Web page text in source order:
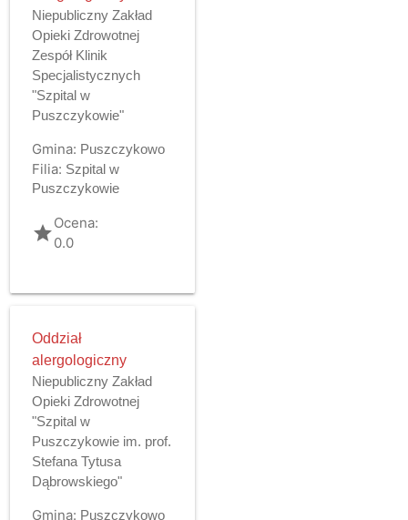
Niepubliczny Zakład
Opieki Zdrowotnej
Zespół Klinik
Specjalistycznych
"Szpital w
Puszczykowie"
Gmina: Puszczykowo
Filia: Szpital w
Puszczykowie
gradeOcena:
0.0
Oddział
alergologiczny
Niepubliczny Zakład
Opieki Zdrowotnej
"Szpital w
Puszczykowie im. prof.
Stefana Tytusa
Dąbrowskiego"
Gmina: Puszczykowo